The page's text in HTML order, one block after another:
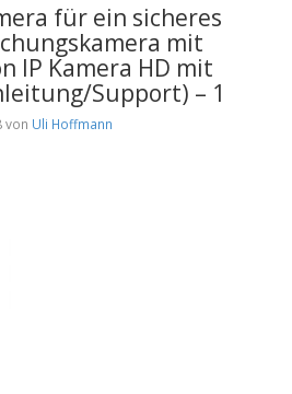
für ein sicheres
mit
IP Kamera HD mit
Support) – 1
von Uli Hoffmann